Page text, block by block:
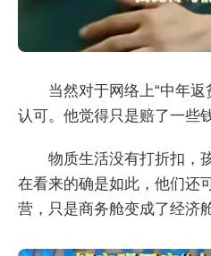
当然对于网络上“中年
认可。他觉得只是赔了一些
物质生活没有打折扣，
在看来的确是如此，他们还
营，只是商务舱变成了经济舱